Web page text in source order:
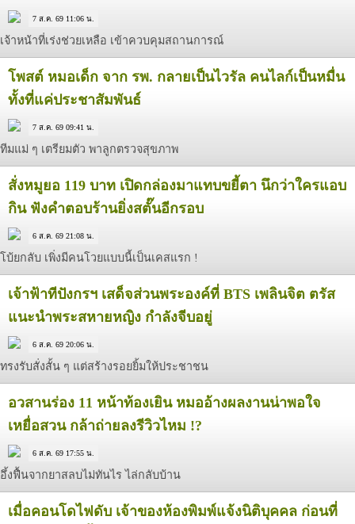
7 ส.ค. 69 11:06 น.
เจ้าหน้าที่เร่งช่วยเหลือ เข้าควบคุมสถานการณ์
โพสต์ หมอเด็ก จาก รพ. กลายเป็นไวรัล คนไลก์เป็นหมื่น
ทั้งที่แค่ประชาสัมพันธ์
7 ส.ค. 69 09:41 น.
ทีมแม่ ๆ เตรียมตัว พาลูกตรวจสุขภาพ
สั่งหมูยอ 119 บาท เปิดกล่องมาแทบขยี้ตา นึกว่าใครแอบ
กิน ฟังคำตอบร้านยิ่งสตั๊นอีกรอบ
6 ส.ค. 69 21:08 น.
โบ้ยกลับ เพิ่งมีคนโวยแบบนี้เป็นเคสแรก !
เจ้าฟ้าทีปังกรฯ เสด็จส่วนพระองค์ที่ BTS เพลินจิต ตรัส
แนะนำพระสหายหญิง กำลังจีบอยู่
6 ส.ค. 69 20:06 น.
ทรงรับสั่งสั้น ๆ แต่สร้างรอยยิ้มให้ประชาชน
อวสานร่อง 11 หน้าท้องเยิน หมออ้างผลงานน่าพอใจ
เหยื่อสวน กล้าถ่ายลงรีวิวไหม !?
6 ส.ค. 69 17:55 น.
อึ้งฟื้นจากยาสลบไม่ทันไร ไล่กลับบ้าน
เมื่อคอนโดไฟดับ เจ้าของห้องพิมพ์แจ้งนิติบุคคล ก่อนที่